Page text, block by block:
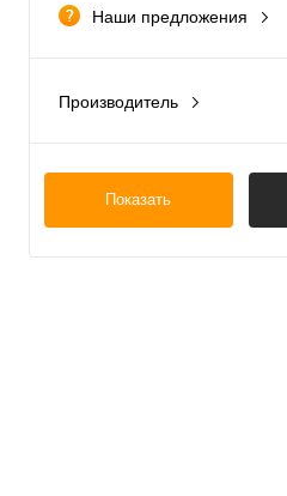
Наши предложения
Производитель
Показать